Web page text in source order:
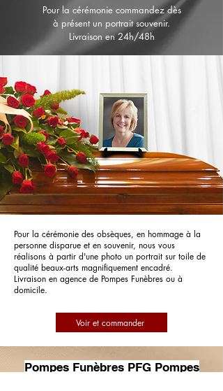
Pour la cérémonie commandez dès
à présent un portrait souvenir.
Livraison en 24h/48h
Pour la cérémonie des obsèques, en hommage à la
personne disparue et en souvenir, nous vous
réalisons à partir d'une photo un portrait sur toile de
qualité beaux-arts magnifiquement encadré.
Livraison en agence de Pompes Funèbres ou à
domicile.
Voir et commander
Pompes Funèbres PFG Pompes